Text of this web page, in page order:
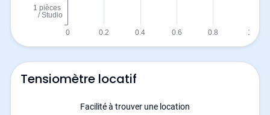
Tensiomètre locatif
Facilité à trouver une location